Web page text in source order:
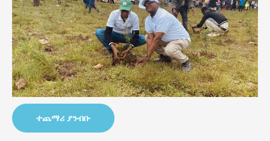
ተጨማሪ ያንብቡ